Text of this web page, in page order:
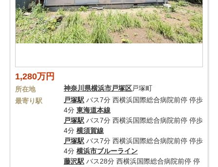
1,280万円
所在地 神奈川県横浜市戸塚区戸塚町
最寄り駅
戸塚駅 バス7分 西横浜国際総合病院前停 停歩
4分 東海道本線
戸塚駅 バス7分 西横浜国際総合病院前停 停歩
4分 横須賀線
戸塚駅 バス7分 西横浜国際総合病院前停 停歩
4分 横浜市ブルーライン
藤沢駅 バス28分 西横浜国際総合病院前停 停